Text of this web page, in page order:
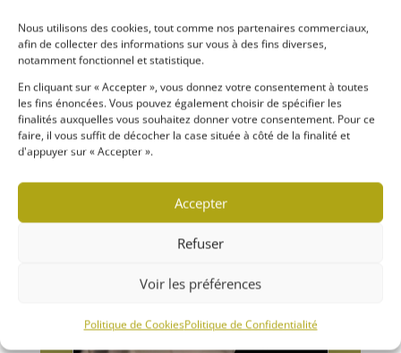
Nous utilisons des cookies, tout comme nos partenaires commerciaux,
afin de collecter des informations sur vous à des fins diverses,
notamment fonctionnel et statistique.
En cliquant sur « Accepter », vous donnez votre consentement à toutes
les fins énoncées. Vous pouvez également choisir de spécifier les
finalités auxquelles vous souhaitez donner votre consentement. Pour ce
faire, il vous suffit de décocher la case située à côté de la finalité et
d'appuyer sur « Accepter ».
Accepter
Refuser
Voir les préférences
Politique de CookiesPolitique de Confidentialité
favoriser le partage de la Foi.